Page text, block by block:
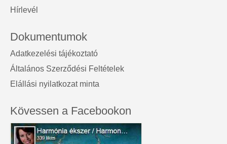
Hírlevél
Dokumentumok
Adatkezelési tájékoztató
Általános Szerződési Feltételek
Elállási nyilatkozat minta
Kövessen a Facebookon